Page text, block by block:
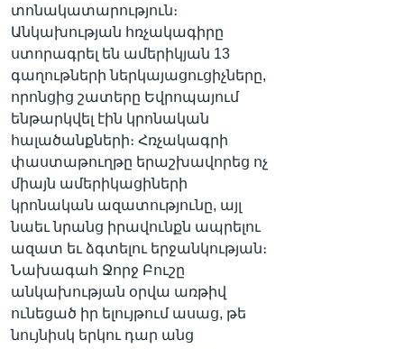
Լեզուներ
տոնակատարություն։
Անկախության հռչակագիրը
ստորագրել են ամերիկյան 13
գաղութների ներկայացուցիչները,
որոնցից շատերը Եվրոպայում
ենթարկվել էին կրոնական
հալածանքների։ Հռչակագրի
փաստաթուղթը երաշխավորեց ոչ
միայն ամերիկացիների
կրոնական ազատությունը, այլ
նաեւ նրանց իրավունքն ապրելու
ազատ եւ ձգտելու երջանկության։
Նախագահ Ջորջ Բուշը
անկախության օրվա առթիվ
ունեցած իր ելույթում ասաց, թե
նույնիսկ երկու դար անց